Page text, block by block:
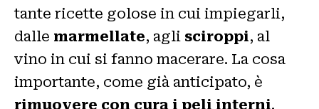
tante ricette golose in cui impiegarli,
dalle marmellate, agli sciroppi, al
vino in cui si fanno macerare. La cosa
importante, come già anticipato, è
rimuovere con cura i peli interni.